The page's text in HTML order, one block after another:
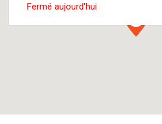
Fermé aujourd'hui